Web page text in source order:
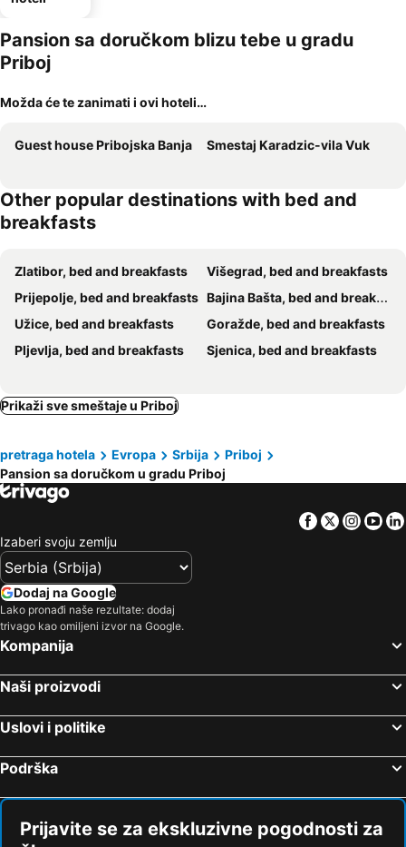
Pansion sa doručkom blizu tebe u gradu
Priboj
Možda će te zanimati i ovi hoteli…
Guest house Pribojska Banja Smestaj Karadzic-vila Vuk
Other popular destinations with bed and
breakfasts
Zlatibor, bed and breakfasts
Višegrad, bed and breakfasts
Prijepolje, bed and breakfasts Bajina Bašta, bed and breakfasts
Užice, bed and breakfasts
Goražde, bed and breakfasts
Pljevlja, bed and breakfasts
Sjenica, bed and breakfasts
Prikaži sve smeštaje u Priboj
pretraga hotela Evropa Srbija
Priboj
Pansion sa doručkom u gradu Priboj
Facebook
Twitter
Izaberi svoju zemlju
Dodaj na Google
Lako pronađi naše rezultate: dodaj
trivago kao omiljeni izvor na Google.
Kompanija
Naši proizvodi
Uslovi i politike
Podrška
Prijavite se za ekskluzivne pogodnosti za